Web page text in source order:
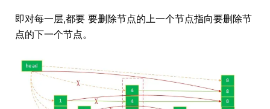
即对每一层,都要 要删除节点的上一个节点指向要删除节
点的下一个节点。